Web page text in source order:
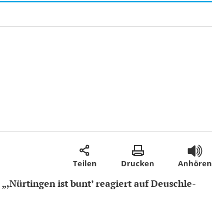
Teilen Drucken Anhören
„,Nürtingen ist bunt’ reagiert auf Deuschle-